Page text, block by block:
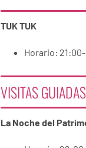
TUK TUK
Horario:
VISITAS GUIADAS
La Noche del